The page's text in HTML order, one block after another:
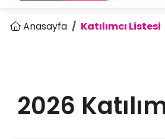
Anasayfa Katılımcı Listesi
2026